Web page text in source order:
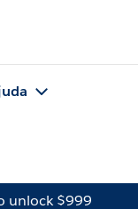
unlock $999